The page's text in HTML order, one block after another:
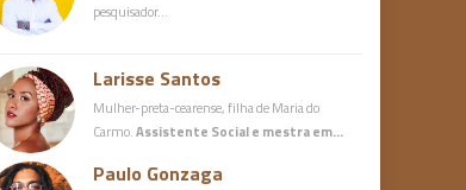
pesquisador…
Larisse Santos
Mulher-preta-cearense, filha de Maria do
Carmo.Assistente Social e mestra em…
Paulo Gonzaga